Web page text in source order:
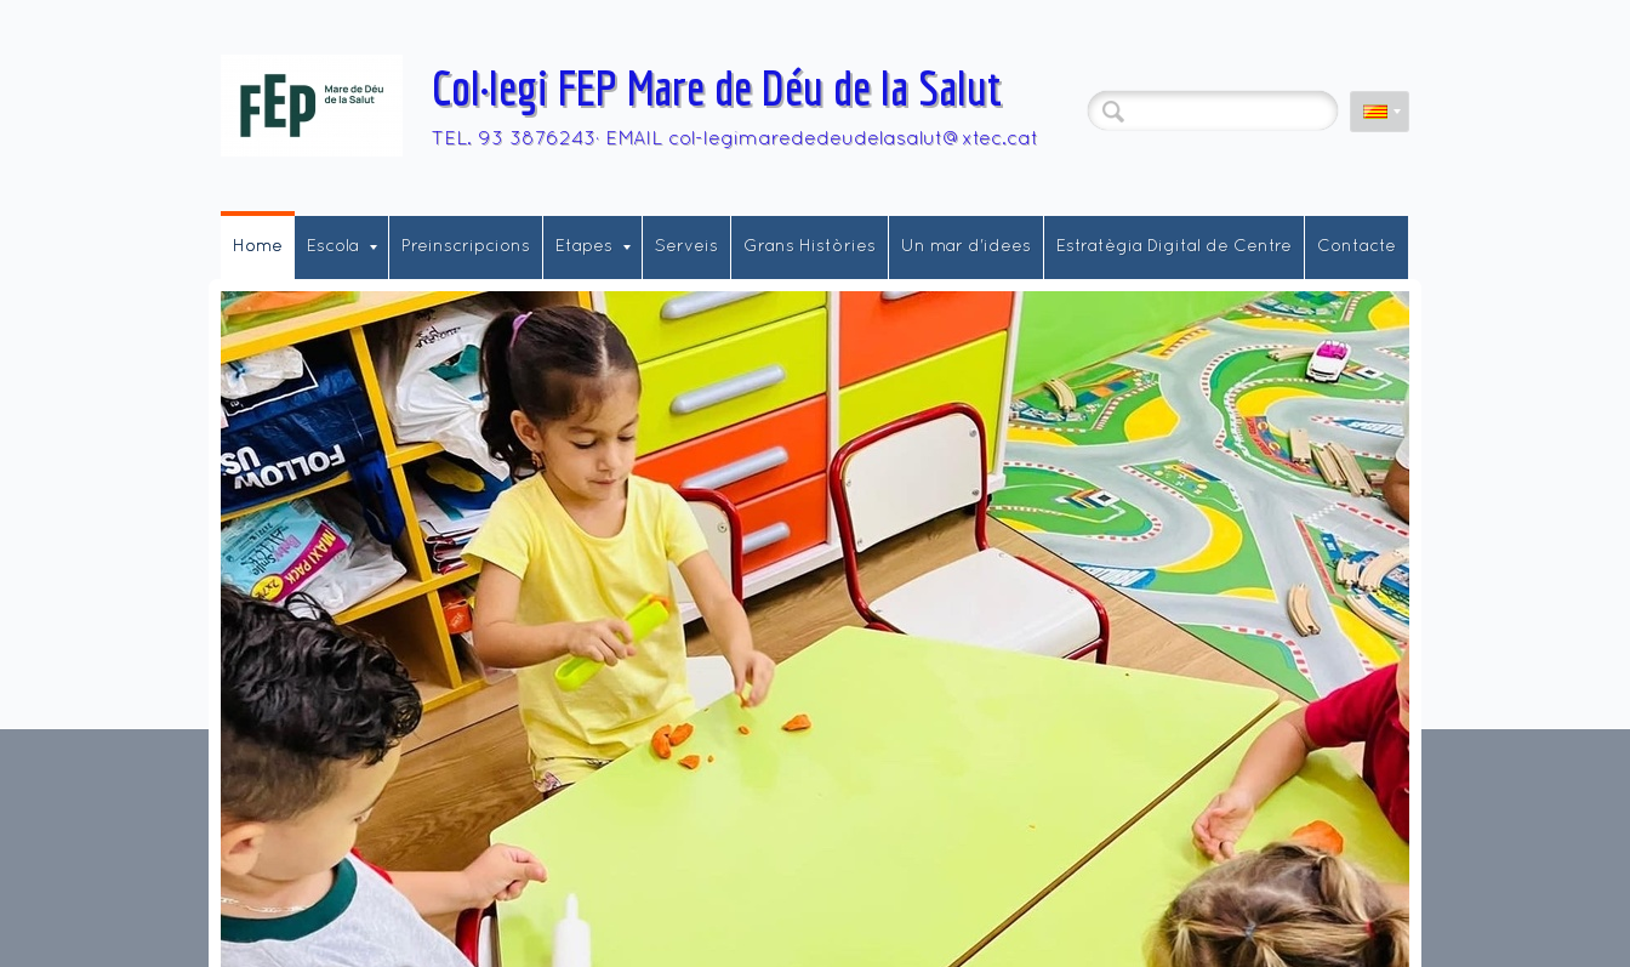
Col·legi FEP Mare de Déu de la Salut
TEL. 93 3876243· EMAIL col-legimarededeudelasalut@xtec.cat
Home Escola Preinscripcions Etapes Serveis Grans Històries Un mar d'idees Estratègia Digital de Centre Contacte